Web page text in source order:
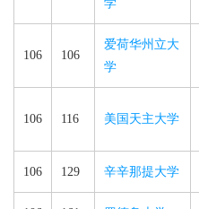
学
106 106
爱荷华州立大
学
106 116 美国天主大学
106 129 辛辛那提大学